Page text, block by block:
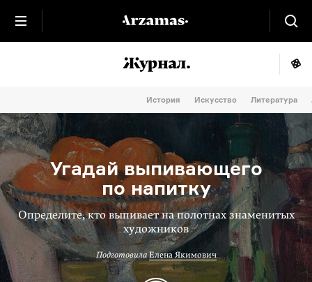
История Искусство Литература
Угадай выпивающего
по напитку
Определите, кто выпивает на полотнах знаменитых
художников
Подготовила Елена Якимович